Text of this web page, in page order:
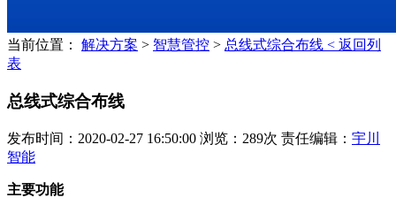
当前位置： 解决方案 > 智慧管控 > 总线式综合布线 < 返回列
表
总线式综合布线
发布时间：2020-02-27 16:50:00 浏览：289次 责任编辑： 宇川
智能
主要功能